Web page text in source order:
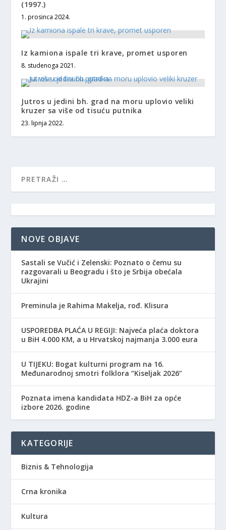
(1997.)
1. prosinca 2024.
Iz kamiona ispale tri krave, promet usporen
8. studenoga 2021.
Jutros u jedini bh. grad na moru uplovio veliki
kruzer sa više od tisuću putnika
23. lipnja 2022.
NOVE OBJAVE
Sastali se Vučić i Zelenski: Poznato o čemu su
razgovarali u Beogradu i što je Srbija obećala
Ukrajini
Preminula je Rahima Makelja, rođ. Klisura
USPOREDBA PLAĆA U REGIJI: Najveća plaća doktora
u BiH 4.000 KM, a u Hrvatskoj najmanja 3.000 eura
​U TIJEKU: Bogat kulturni program na 16.
Međunarodnoj smotri folklora “Kiseljak 2026”
Poznata imena kandidata HDZ-a BiH za opće
izbore 2026. godine
KATEGORIJE
Biznis & Tehnologija
Crna kronika
Kultura